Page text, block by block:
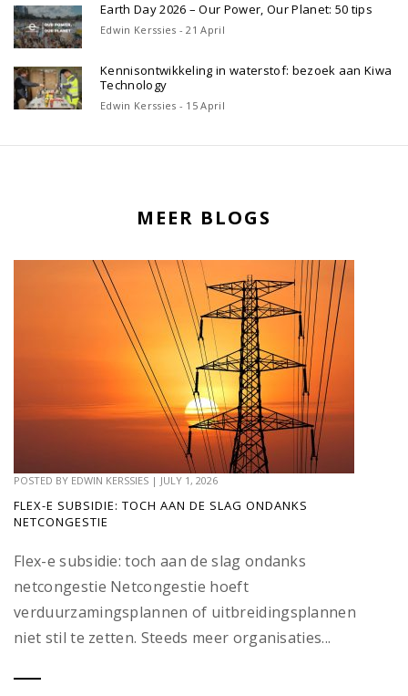
Earth Day 2026 – Our Power, Our Planet: 50 tips
Edwin Kerssies - 21 April
Kennisontwikkeling in waterstof: bezoek aan Kiwa
Technology
Edwin Kerssies - 15 April
MEER BLOGS
POSTED BY EDWIN KERSSIES | JULY 1, 2026
FLEX-E SUBSIDIE: TOCH AAN DE SLAG ONDANKS
NETCONGESTIE
Flex-e subsidie: toch aan de slag ondanks
netcongestie Netcongestie hoeft
verduurzamingsplannen of uitbreidingsplannen
niet stil te zetten. Steeds meer organisaties...